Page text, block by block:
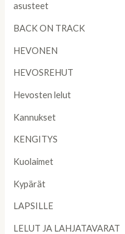
asusteet
BACK ON TRACK
HEVONEN
HEVOSREHUT
Hevosten lelut
Kannukset
KENGITYS
Kuolaimet
Kypärät
LAPSILLE
LELUT JA LAHJATAVARAT